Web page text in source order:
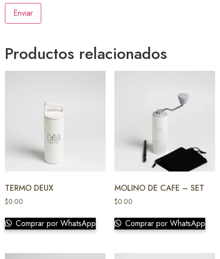
Productos relacionados
TERMO DEUX
$0.00
Comprar por WhatsApp
MOLINO DE CAFE – SET
$0.00
Comprar por WhatsApp